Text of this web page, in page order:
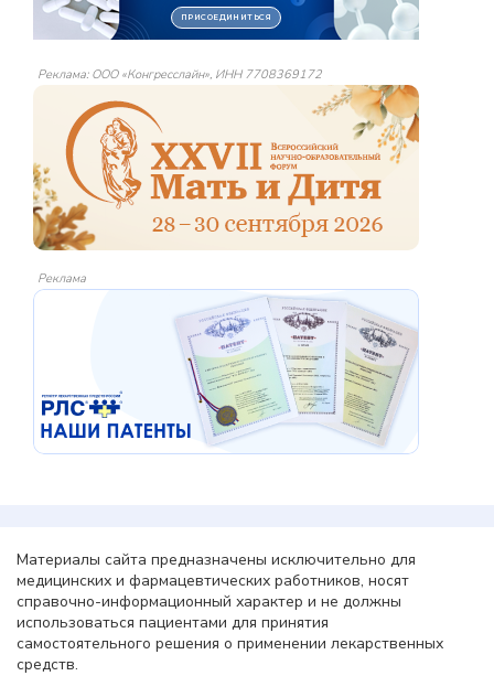
Реклама: ООО «Конгресслайн», ИНН 7708369172
Реклама
Материалы сайта предназначены исключительно для
медицинских и фармацевтических работников, носят
справочно-информационный характер и не должны
использоваться пациентами для принятия
самостоятельного решения о применении лекарственных
средств.